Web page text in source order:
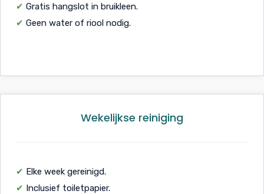
✔ Gratis hangslot in bruikleen.
✔ Geen water of riool nodig.
Wekelijkse reiniging
✔ Elke week gereinigd.
✔ Inclusief toiletpapier.